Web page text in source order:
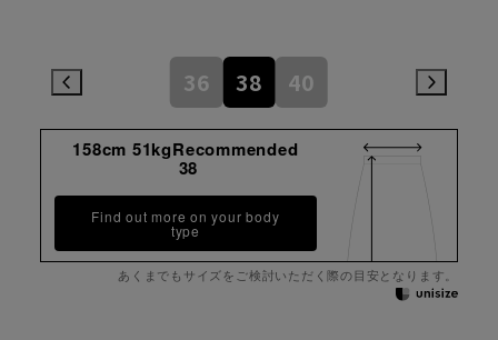
36 38 40
158cm 51kgRecommended
38
Find out more on your body
type
あくまでもサイズをご検討いただく際の目安となります。